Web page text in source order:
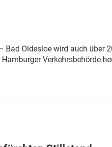
Oldesloe wird auch über
Verkehrsbehörde